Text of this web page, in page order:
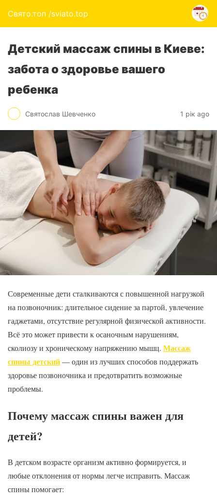
Свято.топ /sviato.top
Детский массаж спины в Киеве:
забота о здоровье вашего
ребенка
Святослав Шевченко 1 рік ago
Современные дети сталкиваются с повышенной нагрузкой
на позвоночник: длительное сидение за партой, увлечение
гаджетами, отсутствие регулярной физической активности.
Всё это может привести к осаночным нарушениям,
сколиозу и хроническому напряжению мышц. Массаж
спины детский— один из лучших способов поддержать
здоровье позвоночника и предотвратить возможные
проблемы.
Почему массаж спины важен для
детей?
В детском возрасте организм активно формируется, и
любые отклонения от нормы легче исправить. Массаж
спины помогает: